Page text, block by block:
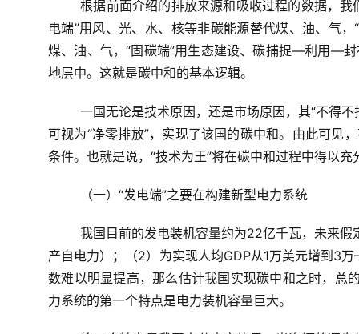
根据前面介绍的排放来源和吸收过程的数据，
电端”用风、光、水、核等非碳能源替代煤、油、气
煤、油、气，“固碳端”用生态建设、碳捕捉—利用—
地层中。这就是碳中和的基本逻辑。
一国无论是技术原因，还是市场原因，其“不得
可视为“净零排放”，实现了该国的碳中和。由此可见
条件。也就是说，“技术为王”将在碳中和过程中得以
（一）“发电端”之要在构建新型电力系统
我国目前的发电装机容量约为22亿千瓦，未来
产自电力）；（2）为实现人均GDP从1万美元增到3
数难以明显提高，那么估计我国实现碳中和之时，
力系统的第一个特点是电力装机容量巨大。